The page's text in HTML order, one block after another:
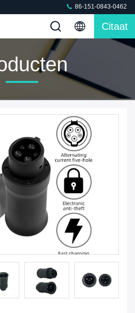
86-151-0843-0462
Citaat